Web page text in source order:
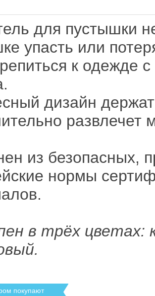
для пустышки
упасть или
к одежде
дизайн
развлечет
из безопасных,
нормы
в трёх цветах:
покупают